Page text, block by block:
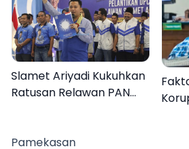
Slamet Ariyadi Kukuhkan
Ratusan Relawan PAN
Rakyat
Pamekasan